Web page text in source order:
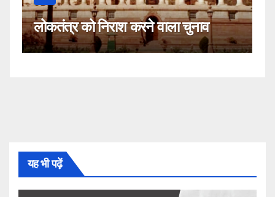
कहीं यह सीजेआई के खिलाफ साजिश तो
नहीं!
यह भी पढ़ें